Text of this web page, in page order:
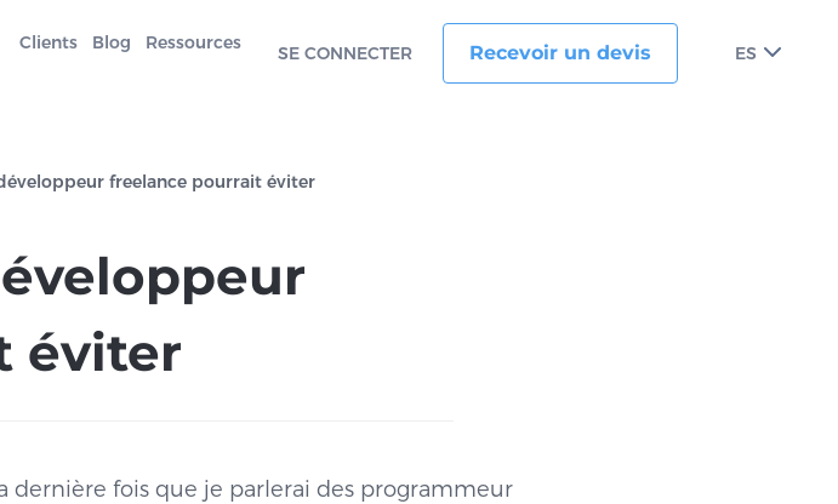
Clients Blog Ressources SE CONNECTER Recevoir un devis ES
freelance pourrait éviter
éviter
dernière fois que je parlerai des programmeur